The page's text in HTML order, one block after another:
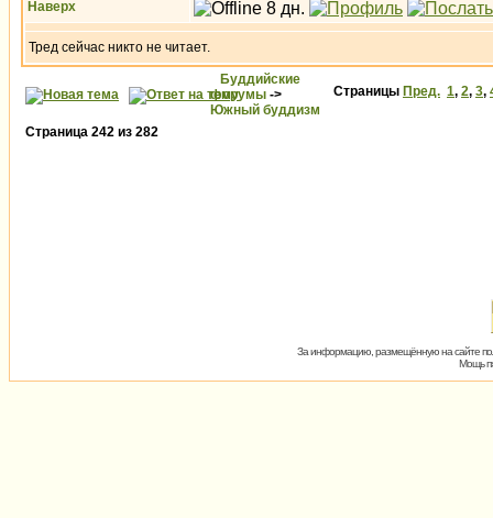
Наверх
Тред сейчас никто не читает.
Буддийские
форумы ->
Южный буддизм
Страницы Пред. 1, 2, 3,
Страница 242 из 282
За информацию, размещённую на сайте
Мощь